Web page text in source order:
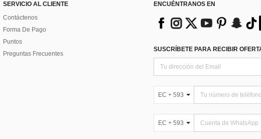
SERVICIO AL CLIENTE
Contáctenos
Forma De Pago
Puntos
Preguntas Frecuentes
ENCUÉNTRANOS EN
SUSCRÍBETE PARA RECIBIR
EC + 593
EC + 593